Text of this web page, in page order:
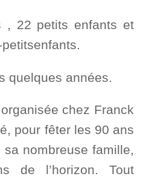
, 22 petits enfants et
quelques années.
chez Franck
pour fêter les 90 ans
nombreuse famille,
de l’horizon. Tout